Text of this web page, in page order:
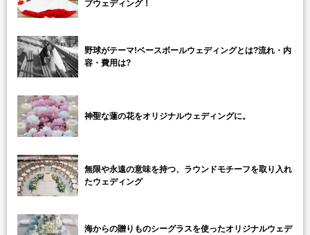
プウェディング！
野球がテーマ!ベースボールウェディングとは?流れ・内
容・費用は?
神聖な蓮の花をオリジナルウェディングに。
無限や永遠の意味を持つ、ラウンドモチーフを取り入れ
たウェディング
海からの贈りものシーグラスを使ったオリジナルウェデ